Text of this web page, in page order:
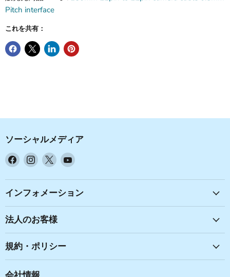
Pitch interface
これを共有：
ソーシャルメディア
Facebook
見
つ
て
く
さ
い
Instagram
見
つ
て
く
さ
い
X
見
つ
て
く
さ
い
YouTube
見
つ
い
インフォメーション
法人のお客様
規約・ポリシー